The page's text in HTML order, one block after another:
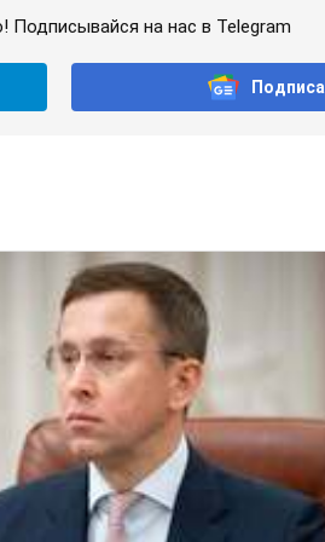
Подписывайся на нас в Telegram